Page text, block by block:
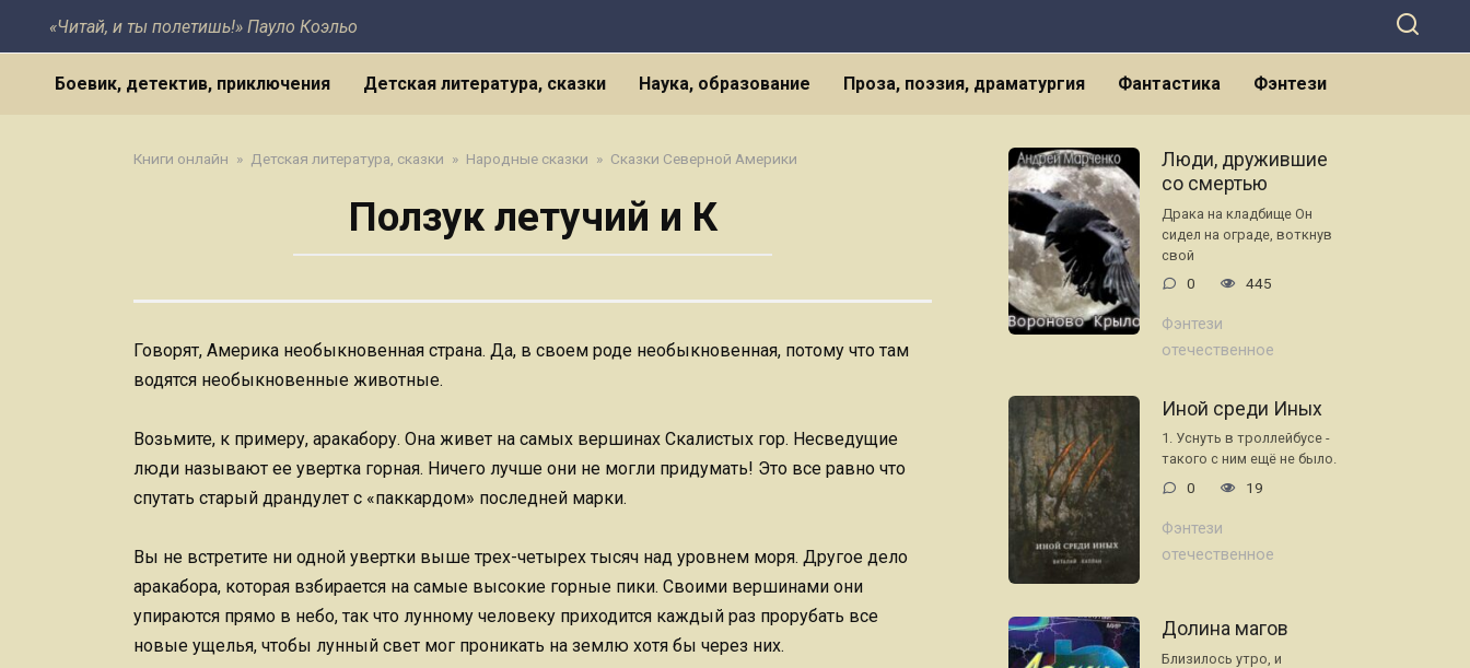
«Читай, и ты полетишь!» Пауло Коэльо
Боевик, детектив, приключения Детская литература, сказки Наука, образование Проза, поэзия, драматургия Фантастика Фэнтези
Книги онлайн » Детская литература, сказки » Народные сказки » Сказки Северной Америки
Ползук летучий и К
Говорят, Америка необыкновенная страна. Да, в своем роде необыкновенная, потому что там
водятся необыкновенные животные.
Возьмите, к примеру, аракабору. Она живет на самых вершинах Скалистых гор. Несведущие
люди называют ее увертка горная. Ничего лучше они не могли придумать! Это все равно что
спутать старый драндулет с «паккардом» последней марки.
Вы не встретите ни одной увертки выше трех-четырех тысяч над уровнем моря. Другое дело
аракабора, которая взбирается на самые высокие горные пики. Своими вершинами они
упираются прямо в небо, так что лунному человеку приходится каждый раз прорубать все
новые ущелья, чтобы лунный свет мог проникать на землю хотя бы через них.
Люди, дружившие
со смертью
Драка на кладбище Он
сидел на ограде, воткнув
свой
0 445
Фэнтези
отечественное
Иной среди Иных
1. Уснуть в троллейбусе -
такого с ним ещё не было.
0 19
Фэнтези
отечественное
Долина магов
Близилось утро, и